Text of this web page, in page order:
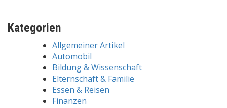
Kategorien
Allgemeiner Artikel
Automobil
Bildung & Wissenschaft
Elternschaft & Familie
Essen & Reisen
Finanzen